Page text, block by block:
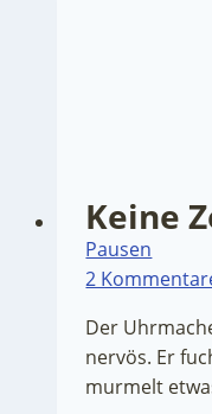
Keine
Pausen
2
Der
nervös. Er
murmelt